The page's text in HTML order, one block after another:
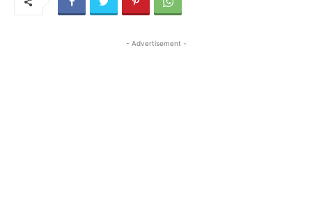
- Advertisement -